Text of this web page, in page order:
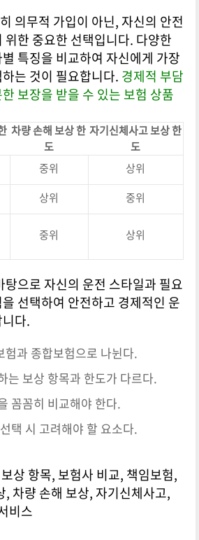
의무적 가입이 아닌, 자신의 안전
위한 중요한 선택입니다. 다양한
특징을 비교하여 자신에게 가장
는 것이 필요합니다. 경제적 부담
보장을 받을 수 있는 보험 상품
차량 손해 보상 한
도
자기신체사고 보상 한
도
중위
상위
상위
중위
중위 상위
탕으로 자신의 운전 스타일과 필요
선택하여 안전하고 경제적인 운
다.
험과 종합보험으로 나뉜다.
는 보상 항목과 한도가 다르다.
꼼꼼히 비교해야 한다.
택 시 고려해야 할 요소다.
상 항목, 보험사 비교, 책임보험,
, 차량 손해 보상, 자기신체사고,
비스